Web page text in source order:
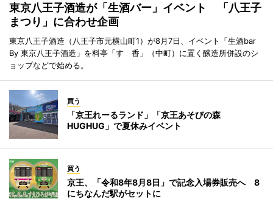
東京八王子酒造が「生酒バー」イベント 「八王子
まつり」に合わせ企画
東京八王子酒造（八王子市元横山町1）が8月7日、イベント「生酒bar
By 東京八王子酒造」を料亭「すゞ香」（中町）に置く醸造所併設のシ
ョップなどで始める。
買う
「京王れーるランド」「京王あそびの森
HUGHUG」で夏休みイベント
買う
京王、「令和8年8月8日」で記念入場券販売へ 8
にちなんだ駅がセットに